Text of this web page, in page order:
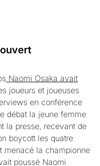
Naomi Osaka avait
joueurs et joueuses
en conférence
débat la jeune femme
la presse, recevant de
boycott les quatre
menacé la championne
poussé Naomi